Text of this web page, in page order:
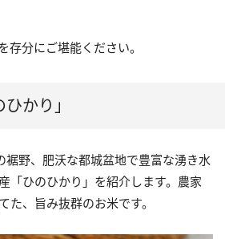
存分にご堪能ください。
かり」
裾野、肥沃な都城盆地で豊富な湧き水
「ひのひかり」を紹介します。農家
た、旨み抜群のお米です。